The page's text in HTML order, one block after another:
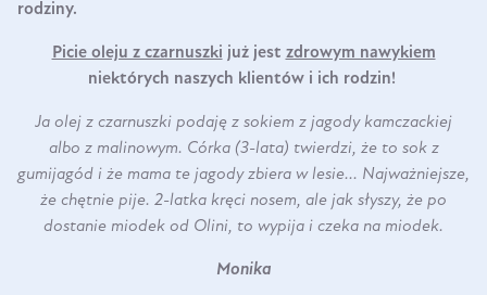
rodziny.
Picie oleju z czarnuszki już jest zdrowym nawykiem
niektórych naszych klientów i ich rodzin!
Ja olej z czarnuszki podaję z sokiem z jagody kamczackiej
albo z malinowym. Córka (3-lata) twierdzi, że to sok z
gumijagód i że mama te jagody zbiera w lesie... Najważniejsze,
że chętnie pije. 2-latka kręci nosem, ale jak słyszy, że po
dostanie miodek od Olini, to wypija i czeka na miodek.
Monika